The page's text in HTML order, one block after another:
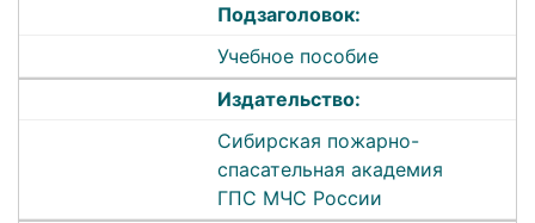
Подзаголовок:
Учебное пособие
Издательство:
Сибирская пожарно-
спасательная академия
ГПС МЧС России